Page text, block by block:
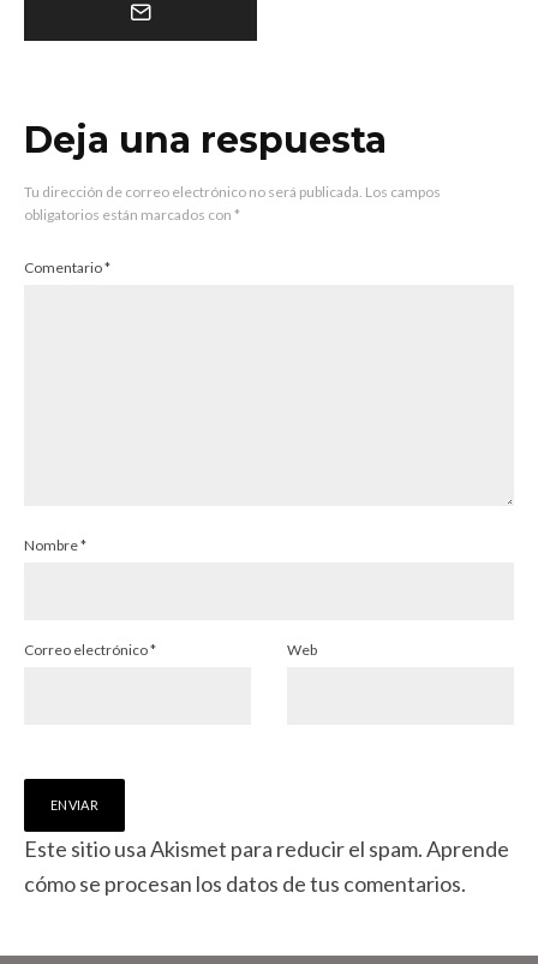
Deja una respuesta
Tu dirección de correo electrónico no será publicada. Los campos
obligatorios están marcados con *
Comentario*
Nombre*
Correo electrónico* Web
Este sitio usa Akismet para reducir el spam.Aprende
cómo se procesan los datos de tus comentarios.